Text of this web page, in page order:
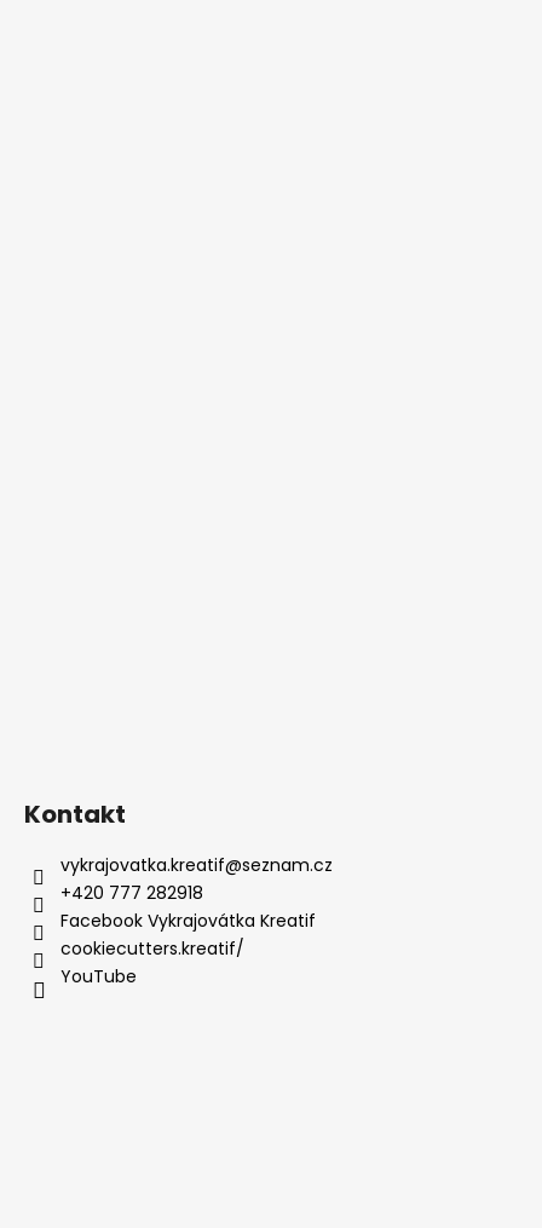
Kontakt
vykrajovatka.kreatif@seznam.cz
+420 777 282918
Facebook Vykrajovátka Kreatif
cookiecutters.kreatif/
YouTube